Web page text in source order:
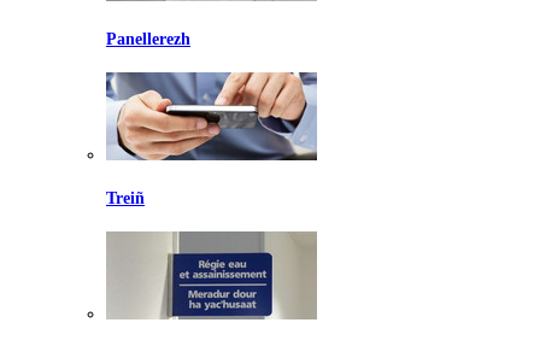
Panellerezh
Treiñ